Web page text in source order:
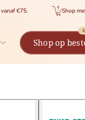
Shop met
Shop op